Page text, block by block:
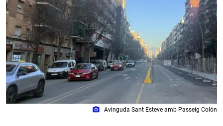
photo_camera Avinguda Sant Esteve amb Passeig Colón